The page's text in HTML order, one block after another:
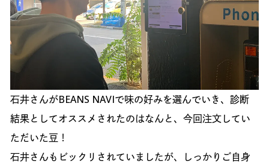
石井さんがBEANS NAVIで味の好みを選んでいき、診断
結果としてオススメされたのはなんと、今回注文してい
ただいた豆！
石井さんもビックリされていましたが、しっかりご自身